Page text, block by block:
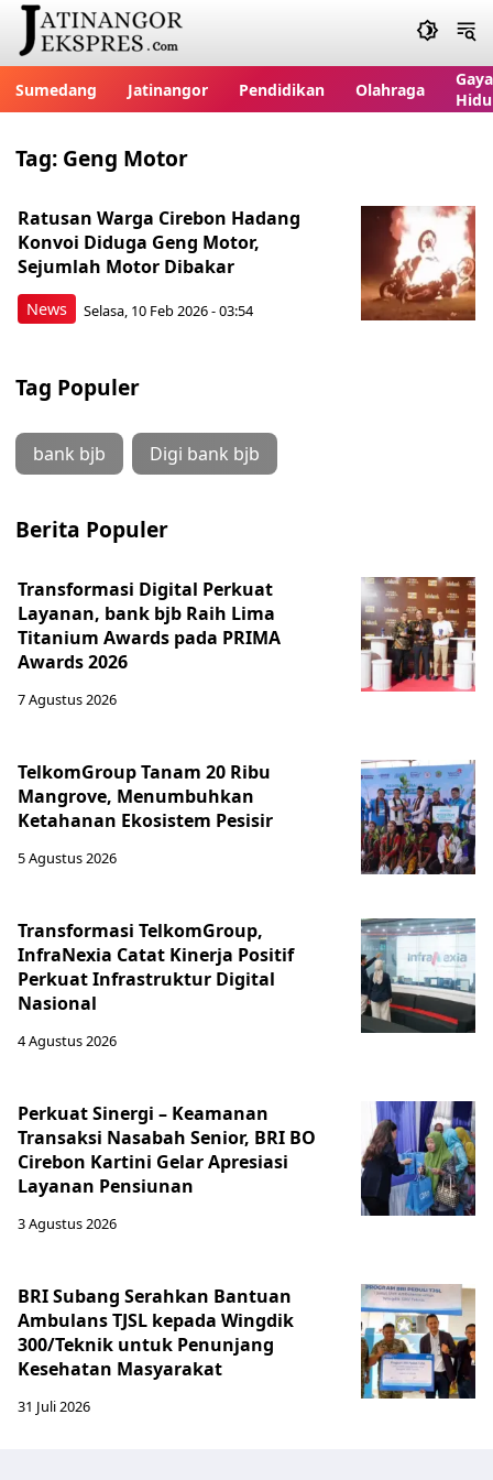
Sumedang Jatinangor Pendidikan Olahraga
Gaya
Tag: Geng Motor
News
Ratusan Warga Cirebon Hadang
Konvoi Diduga Geng Motor,
Sejumlah Motor Dibakar
Selasa, 10 Feb 2026 - 03:54
Tag Populer
bank bjb Digi bank bjb
Berita Populer
Transformasi Digital Perkuat
Layanan, bank bjb Raih Lima
Titanium Awards pada PRIMA
Awards 2026
7 Agustus 2026
TelkomGroup Tanam 20 Ribu
Mangrove, Menumbuhkan
Ketahanan Ekosistem Pesisir
5 Agustus 2026
Transformasi TelkomGroup,
InfraNexia Catat Kinerja Positif
Perkuat Infrastruktur Digital
Nasional
4 Agustus 2026
Perkuat Sinergi – Keamanan
Transaksi Nasabah Senior, BRI BO
Cirebon Kartini Gelar Apresiasi
Layanan Pensiunan
3 Agustus 2026
BRI Subang Serahkan Bantuan
Ambulans TJSL kepada Wingdik
300/Teknik untuk Penunjang
Kesehatan Masyarakat ​
31 Juli 2026